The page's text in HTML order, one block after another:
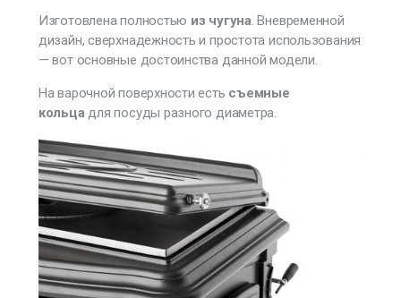
Изготовлена полностью из чугуна. Вневременной
дизайн, сверхнадежность и простота использования
— вот основные достоинства данной модели.
На варочной поверхности есть съемные
кольцадля посуды разного диаметра.